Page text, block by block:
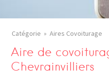
Catégorie Aires Covoiturage
Aire de
Chevrainvilliers